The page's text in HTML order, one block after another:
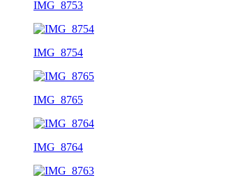
IMG_8753
IMG_8754
IMG_8765
IMG_8764